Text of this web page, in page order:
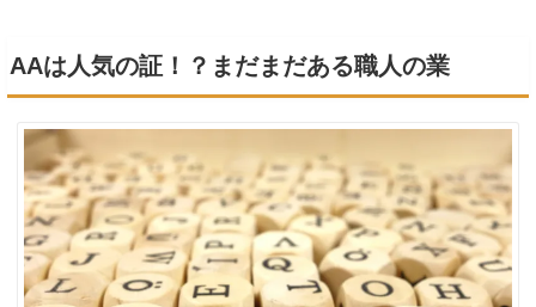
AAは人気の証！？まだまだある職人の業